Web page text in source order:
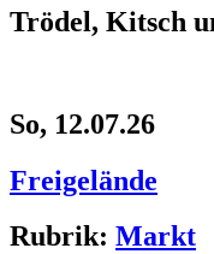
Trödel, Kitsch
So, 12.07.26
Freigelände
Rubrik: Markt